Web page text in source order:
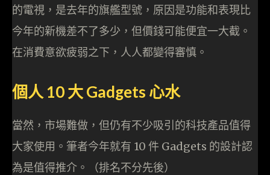
的電視，是去年的旗艦型號，原因是功能和表現比
今年的新機差不了多少，但價錢可能便宜一大截。
在消費意欲疲弱之下，人人都變得審慎。
個人 10 大 Gadgets 心水
當然，市場難做，但仍有不少吸引的科技產品值得
大家使用。筆者今年就有 10 件 Gadgets 的設計認
為是值得推介。（排名不分先後）